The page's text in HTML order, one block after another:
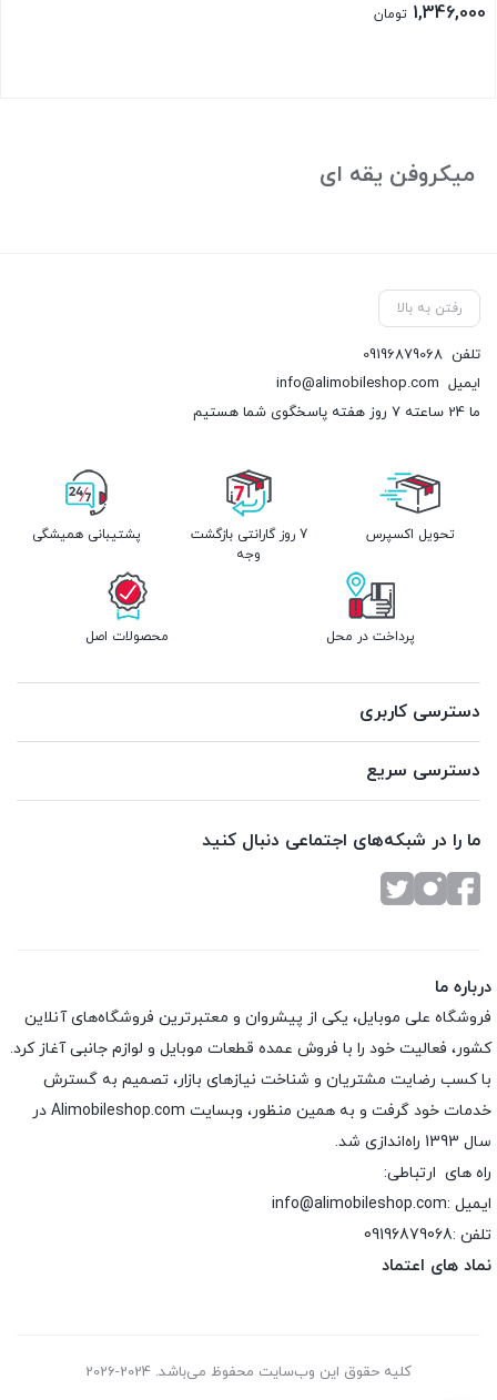
1,346,000 تومان
میکروفن یقه ای
رفتن به بالا
تلفن 09196879068
ایمیل info@alimobileshop.com
ما 24 ساعته 7 روز هفته پاسخگوی شما هستیم
تحویل اکسپرس
7 روز گارانتی بازگشت
وجه
پشتیبانی همیشگی
پرداخت در محل محصولات اصل
دسترسی کاربری
دسترسی سریع
ما را در شبکه‌های اجتماعی دنبال کنید
درباره ما
فروشگاه علی موبایل، یکی از پیشروان و معتبرترین فروشگاه‌های آنلاین
کشور، فعالیت خود را با فروش عمده قطعات موبایل و لوازم جانبی آغاز کرد.
با کسب رضایت مشتریان و شناخت نیازهای بازار، تصمیم به گسترش
خدمات خود گرفت و به همین منظور، وبسایت Alimobileshop.com در
سال 1393 راه‌اندازی شد.
راه های ارتباطی:
ایمیل :info@alimobileshop.com
تلفن :09196879068
نماد های اعتماد
کلیه حقوق این وب‌سایت محفوظ می‌باشد. 2024-2026